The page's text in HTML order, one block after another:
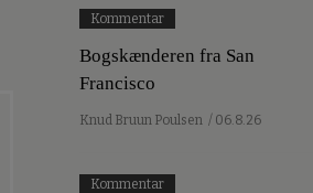
Kommentar
Bogskænderen fra San
Francisco
Knud Bruun Poulsen / 06.8.26
Kommentar